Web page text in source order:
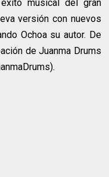
musical del gran
versión con nuevos
Ochoa su autor. De
de Juanma Drums